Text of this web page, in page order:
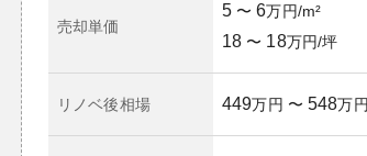
売却単価
5 〜 6万円/m²
18 〜 18万円/坪
リノベ後相場 449万円 〜 548万